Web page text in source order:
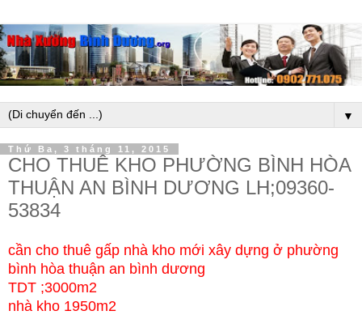
▼
Thứ Ba, 3 tháng 11, 2015
CHO THUÊ KHO PHƯỜNG BÌNH HÒA
THUẬN AN BÌNH DƯƠNG LH;09360-
53834
cần cho thuê gấp nhà kho mới xây dựng ở phường
bình hòa thuận an bình dương
TDT ;3000m2
nhà kho 1950m2